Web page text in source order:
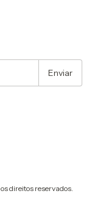
direitos reservados.